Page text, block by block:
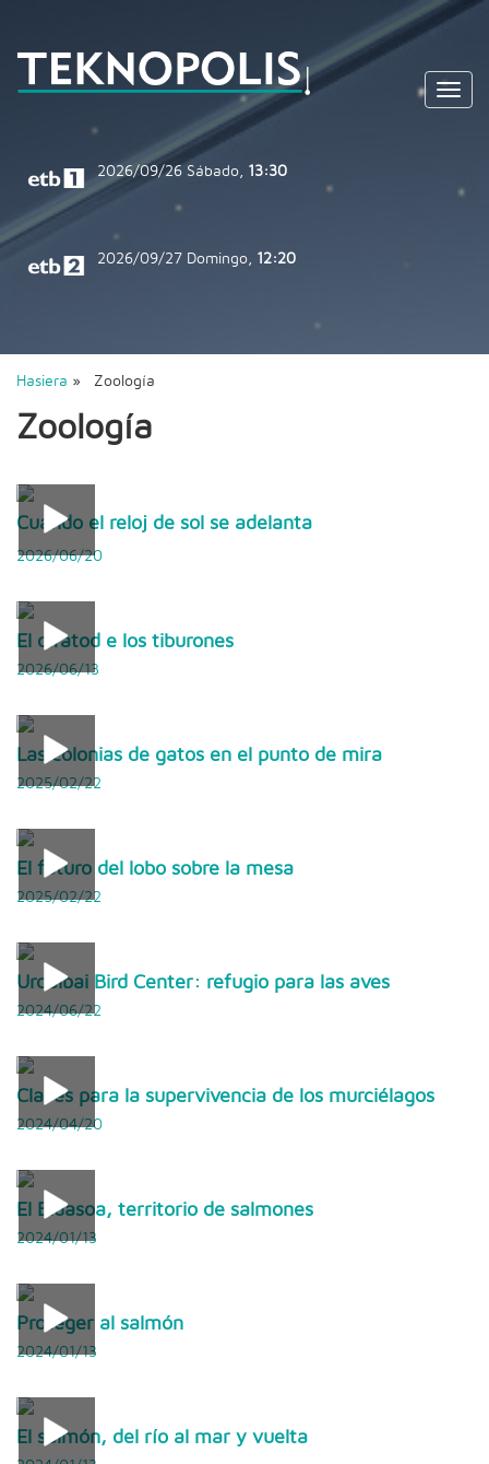
2026/09/26 Sábado, 13:30
2026/09/27 Domingo, 12:20
Hasiera » Zoología
Zoología
Cuando el reloj de sol se adelanta
2026/06/20
El olfatod e los tiburones
2026/06/13
Las colonias de gatos en el punto de mira
2025/02/22
El futuro del lobo sobre la mesa
2025/02/22
Urdaibai Bird Center: refugio para las aves
2024/06/22
Claves para la supervivencia de los murciélagos
2024/04/20
El Bidasoa, territorio de salmones
2024/01/13
Proteger al salmón
2024/01/13
El salmón, del río al mar y vuelta